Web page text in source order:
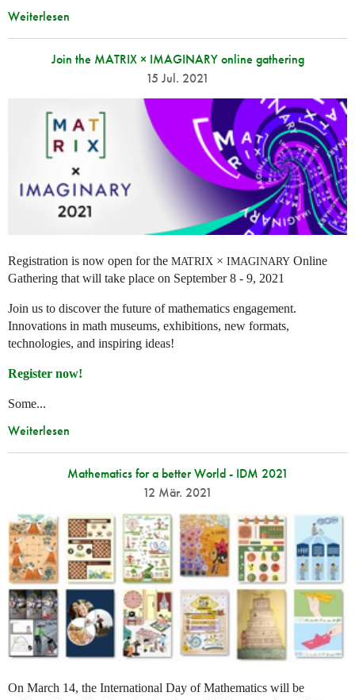
Weiterlesen
Join the MATRIX × IMAGINARY online gathering
15 Jul. 2021
Registration is now open for the MATRIX × IMAGINARY Online
Gathering that will take place on September 8 - 9, 2021
Join us to discover the future of mathematics engagement.
Innovations in math museums, exhibitions, new formats,
technologies, and inspiring ideas!
Register now!
Some...
Weiterlesen
Mathematics for a better World - IDM 2021
12 Mär. 2021
On March 14, the International Day of Mathematics will be